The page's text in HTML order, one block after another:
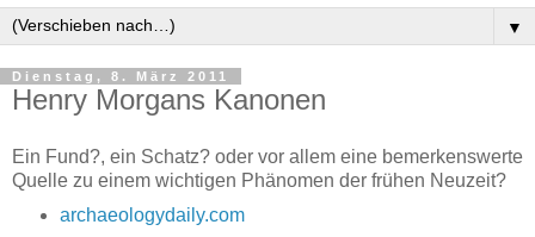
▼
Dienstag, 8. März 2011
Henry Morgans Kanonen
Ein Fund?, ein Schatz? oder vor allem eine bemerkenswerte
Quelle zu einem wichtigen Phänomen der frühen Neuzeit?
archaeologydaily.com